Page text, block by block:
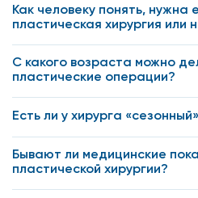
Как человеку понять, нужна
пластическая хирургия или
С какого возраста можно
пластические операции?
Есть ли у хирурга
Бывают ли медицинские
пластической хирургии?